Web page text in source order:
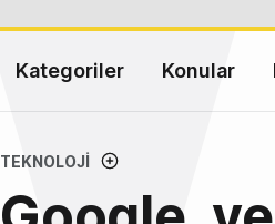
Kategoriler Konular
TEKNOLOJI